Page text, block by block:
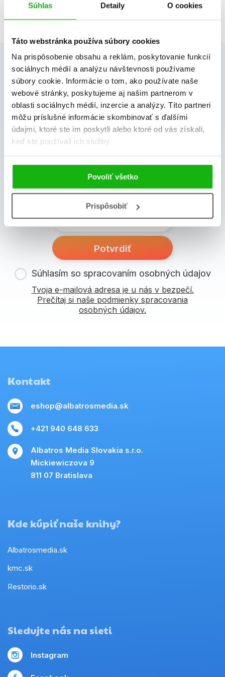
Súhlas Detaily O cookies
Táto webstránka používa súbory cookies
Na prispôsobenie obsahu a reklám, poskytovanie funkcií
sociálnych médií a analýzu návštevnosti používame
súbory cookie. Informácie o tom, ako používate naše
webové stránky, poskytujeme aj našim partnerom v
oblasti sociálnych médií, inzercie a analýzy. Títo partneri
môžu príslušné informácie skombinovať s ďalšími
údajmi, ktoré ste im poskytli alebo ktoré od vás získali,
keď ste používali ich služby.
Povoliť všetko
Prispôsobiť
albatros media newsletter
tovar je výhodná zľava, aká beží súťaž o ceny?
Prihláste sa k odberu našich e-mailových noviniek!
Vaša emailová adresa
Potvrdiť
Súhlasím so spracovaním osobných údajov
Tvoja e-mailová adresa je u nás v bezpečí.
Prečítaj si naše podmienky spracovania
osobných údajov.
Kontakt
eshop@albatrosmedia.sk
+421 940 648 633
Albatros Media Slovakia s.r.o.
Mickiewiczova 9
811 07 Bratislava
Kde kúpiť naše knihy?
Albatrosmedia.sk
kmc.sk
Restorio.sk
Sledujte nás na sieti
Instagram